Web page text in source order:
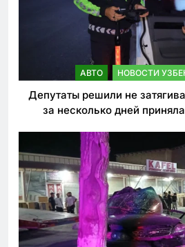
АВТО НОВОСТИ
Депутаты решили не
за несколько дней